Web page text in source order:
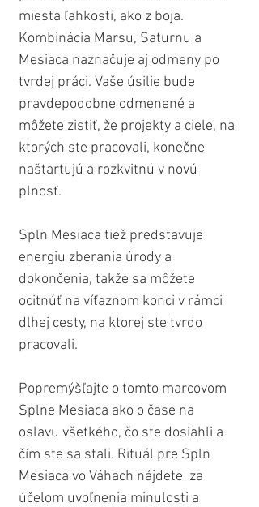
miesta ľahkosti, ako z boja.
Kombinácia Marsu, Saturnu a
Mesiaca naznačuje aj odmeny po
tvrdej práci. Vaše úsilie bude
pravdepodobne odmenené a
môžete zistiť, že projekty a ciele, na
ktorých ste pracovali, konečne
naštartujú a rozkvitnú v novú
plnosť.
Spln Mesiaca tiež predstavuje
energiu zberania úrody a
dokončenia, takže sa môžete
ocitnúť na víťaznom konci v rámci
dlhej cesty, na ktorej ste tvrdo
pracovali.
Popremýšľajte o tomto marcovom
Splne Mesiaca ako o čase na
oslavu všetkého, čo ste dosiahli a
čím ste sa stali. Rituál pre Spln
Mesiaca vo Váhach nájdete  za
účelom uvoľnenia minulosti a